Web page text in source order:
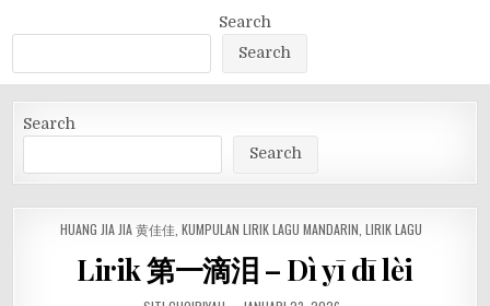
Search
Search
Search
Search
POSTED
HUANG JIA JIA 黄佳佳 KUMPULAN LIRIK LAGU MANDARIN LIRIK LAGU
Lirik 第一滴泪 – Dì yī dī lèi